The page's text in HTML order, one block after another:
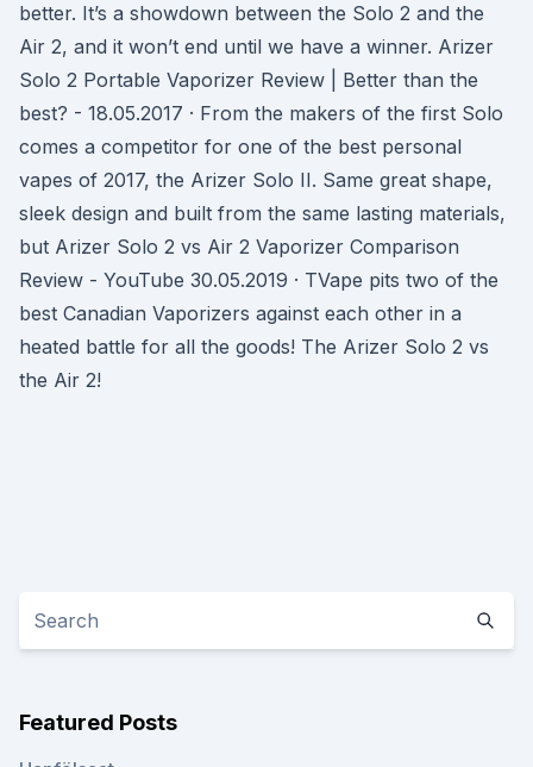
better. It’s a showdown between the Solo 2 and the
Air 2, and it won’t end until we have a winner. Arizer
Solo 2 Portable Vaporizer Review | Better than the
best? - 18.05.2017 · From the makers of the first Solo
comes a competitor for one of the best personal
vapes of 2017, the Arizer Solo II. Same great shape,
sleek design and built from the same lasting materials,
but Arizer Solo 2 vs Air 2 Vaporizer Comparison
Review - YouTube 30.05.2019 · TVape pits two of the
best Canadian Vaporizers against each other in a
heated battle for all the goods! The Arizer Solo 2 vs
the Air 2!
Featured Posts